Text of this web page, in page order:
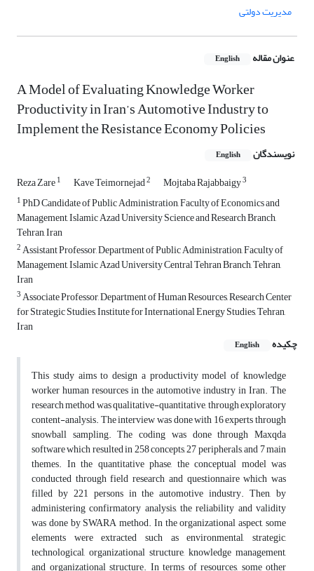
مدیریت دولتی
عنوان مقاله English
A Model of Evaluating Knowledge Worker
Productivity in Iran’s Automotive Industry to
Implement the Resistance Economy Policies
نویسندگان English
Reza Zare1 Kave Teimornejad2 Mojtaba Rajabbaigy3
1PhD Candidate of Public Administration, Faculty of Economics and
Management, Islamic Azad University Science and Research Branch,
Tehran, Iran
2Assistant Professor, Department of Public Administration, Faculty of
Management, Islamic Azad University Central Tehran Branch, Tehran,
Iran
3Associate Professor, Department of Human Resources, Research Center
for Strategic Studies, Institute for International Energy Studies, Tehran,
Iran
چکیده
English
This study aims to design a productivity model of knowledge
worker human resources in the automotive industry in Iran. The
research method was qualitative-quantitative, through exploratory
content-analysis. The interview was done with 16 experts through
snowball sampling. The coding was done through Maxqda
software which resulted in 258 concepts, 27 peripherals, and 7 main
themes. In the quantitative phase, the conceptual model was
conducted through field research and questionnaire which was
filled by 221 persons in the automotive industry. Then, by
administering confirmatory analysis, the reliability and validity
was done by SWARA method. In the organizational aspect, some
elements were extracted such as environmental, strategic,
technological, organizational structure, knowledge management,